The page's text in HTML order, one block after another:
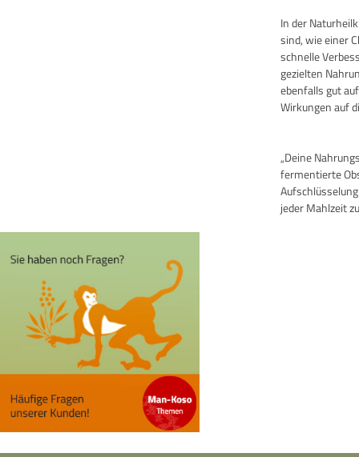
In der
sind, wie einer
schnelle
gezielten
ebenfalls gut
Wirkungen auf
„Deine
fermentierte
jeder Mahlzeit